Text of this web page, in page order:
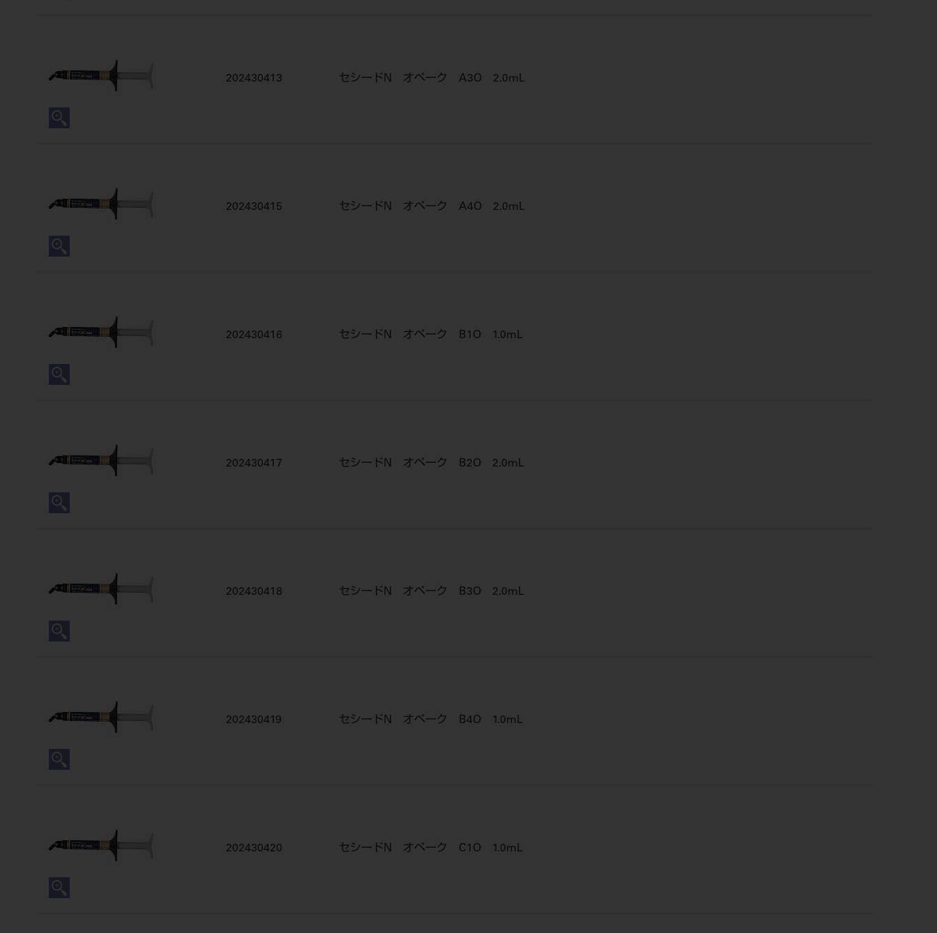
202430413 セシードN オペーク A3O 2.0mL
202430415 セシードN オペーク A4O 2.0mL
202430416 セシードN オペーク B1O 1.0mL
202430417 セシードN オペーク B2O 2.0mL
202430418 セシードN オペーク B3O 2.0mL
202430419 セシードN オペーク B4O 1.0mL
202430420 セシードN オペーク C1O 1.0mL